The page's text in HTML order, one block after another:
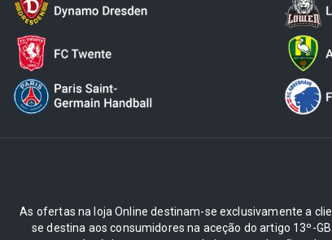
As ofertas na loja Online destinam-se exclusivamente a
se destina aos consumidores na aceção do artigo 13º-